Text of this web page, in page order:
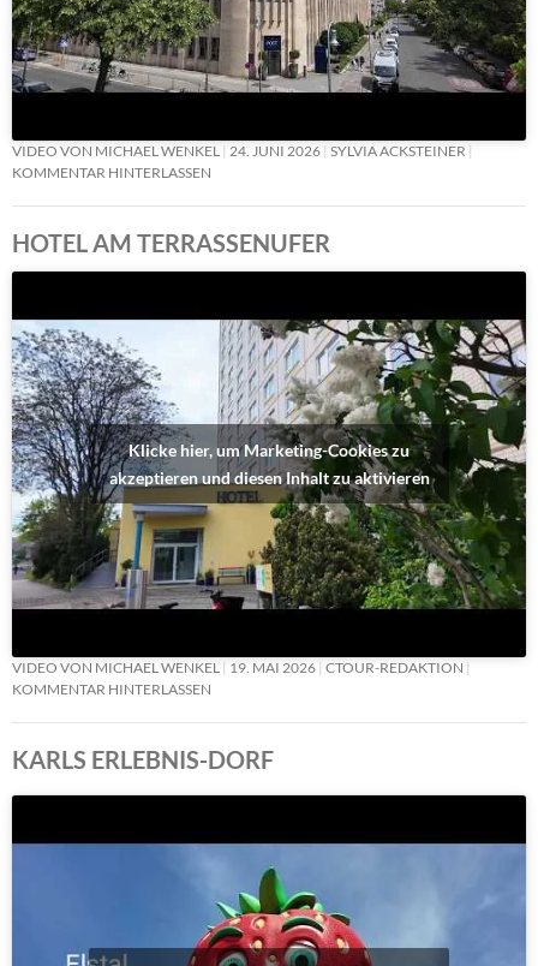
VIDEO VON MICHAEL WENKEL 24. JUNI 2026 SYLVIA ACKSTEINER
KOMMENTAR HINTERLASSEN
HOTEL AM TERRASSENUFER
Klicke hier, um Marketing-Cookies zu
akzeptieren und diesen Inhalt zu aktivieren
VIDEO VON MICHAEL WENKEL 19. MAI 2026 CTOUR-REDAKTION
KOMMENTAR HINTERLASSEN
KARLS ERLEBNIS-DORF